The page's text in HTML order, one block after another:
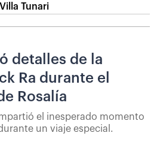
Tunari
detalles de la
Ra durante el
Rosalía
el inesperado momento
un viaje especial.